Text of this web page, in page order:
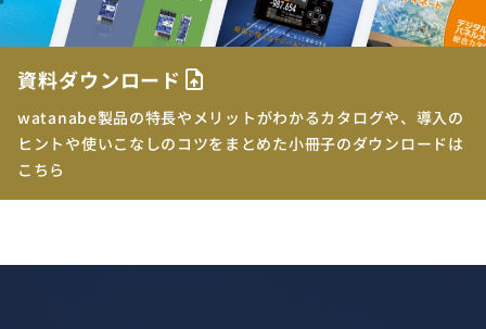
資料ダウンロード upload_file
watanabe製品の特長やメリットがわかるカタログや、導入の
ヒントや使いこなしのコツをまとめた小冊子のダウンロードは
こちら